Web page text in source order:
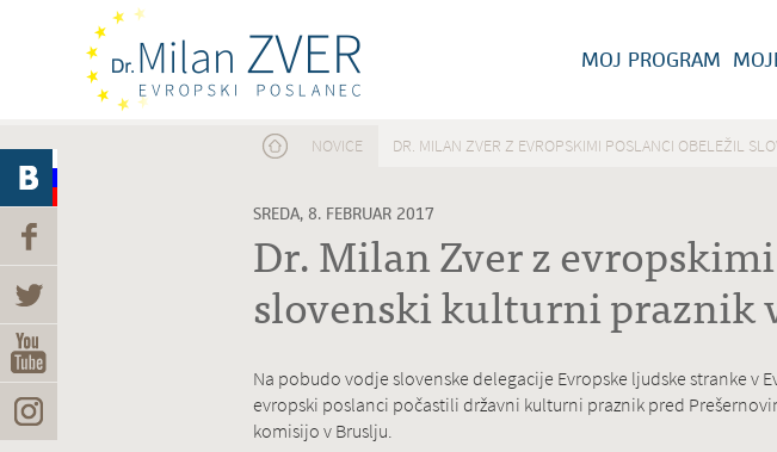
MOJ PROGRAM
Nahajate se tukaj
NOVICE DR. MILAN ZVER Z EVROPSKIMI POSLANCI OBELEŽIL
SREDA, 8. FEBRUAR 2017
Dr. Milan Zver z
slovenski kulturni praznik
Na pobudo vodje slovenske delegacije Evropske ljudske stranke v
evropski poslanci počastili državni kulturni praznik pred
komisijo v Bruslju.